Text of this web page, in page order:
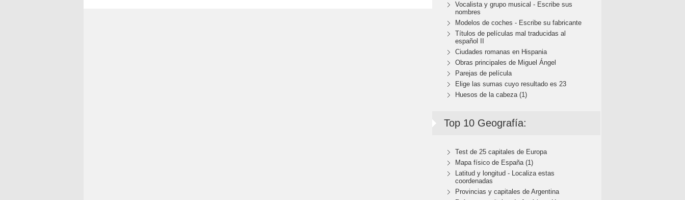
Vocalista y grupo musical - Escribe sus
nombres
Modelos de coches - Escribe su fabricante
Títulos de películas mal traducidas al
español II
Ciudades romanas en Hispania
Obras principales de Miguel Ángel
Parejas de película
Elige las sumas cuyo resultado es 23
Huesos de la cabeza (1)
Top 10 Geografía:
Test de 25 capitales de Europa
Mapa físico de España (1)
Latitud y longitud - Localiza estas
coordenadas
Provincias y capitales de Argentina